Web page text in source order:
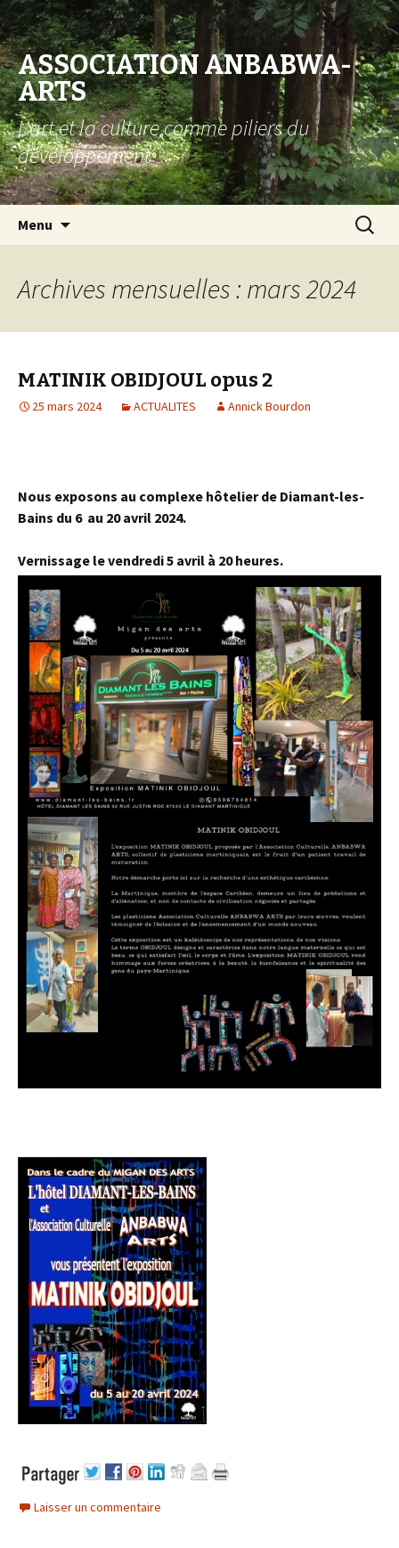
ASSOCIATION ANBABWA-
ARTS
L'art et la culture comme piliers du
développement
Menu
Archives mensuelles : mars 2024
MATINIK OBIDJOUL opus 2
25 mars 2024 ACTUALITES Annick Bourdon
Nous exposons au complexe hôtelier de Diamant-les-
Bains du 6 au 20 avril 2024.
Vernissage le vendredi 5 avril à 20 heures.
Laisser un commentaire